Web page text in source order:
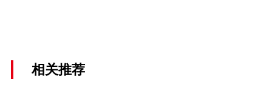
相关推荐